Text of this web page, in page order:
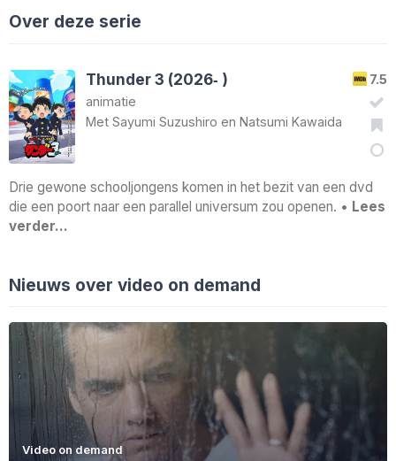
Over deze serie
7.5
Thunder 3 (2026‑ )
animatie
Met Sayumi Suzushiro en Natsumi Kawaida
Drie gewone schooljongens komen in het bezit van een dvd
die een poort naar een parallel universum zou openen. • Lees
verder…
Nieuws over video on demand
Video on demand